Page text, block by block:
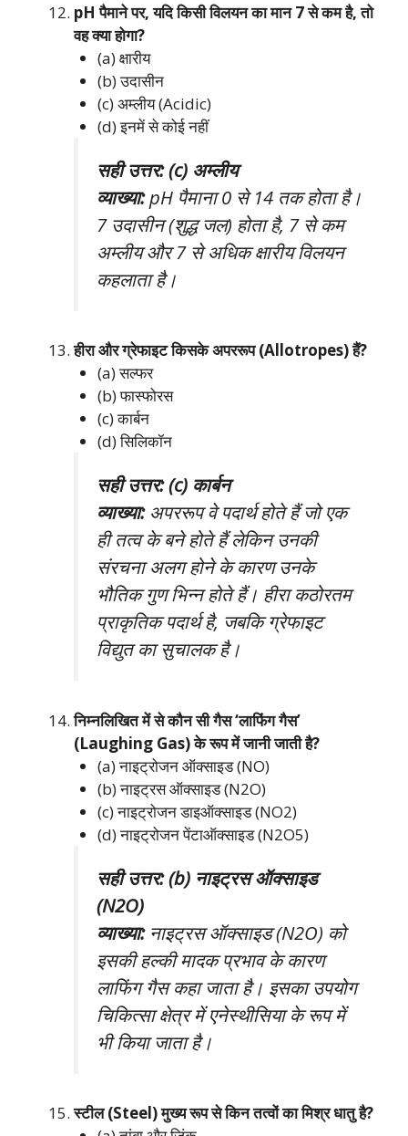
pH पैमाने पर, यदि किसी विलयन का मान 7 से कम है, तो
वह क्या होगा?
(a) क्षारीय
(b) उदासीन
(c) अम्लीय (Acidic)
(d) इनमें से कोई नहीं
सही उत्तर: (c) अम्लीय
व्याख्या:pH पैमाना 0 से 14 तक होता है।
7 उदासीन (शुद्ध जल) होता है, 7 से कम
अम्लीय और 7 से अधिक क्षारीय विलयन
कहलाता है।
हीरा और ग्रेफाइट किसके अपररूप (Allotropes) हैं?
(a) सल्फर
(b) फास्फोरस
(c) कार्बन
(d) सिलिकॉन
सही उत्तर: (c) कार्बन
व्याख्या:अपररूप वे पदार्थ होते हैं जो एक
ही तत्व के बने होते हैं लेकिन उनकी
संरचना अलग होने के कारण उनके
भौतिक गुण भिन्न होते हैं। हीरा कठोरतम
प्राकृतिक पदार्थ है, जबकि ग्रेफाइट
विद्युत का सुचालक है।
निम्नलिखित में से कौन सी गैस ‘लाफिंग गैस’
(Laughing Gas) के रूप में जानी जाती है?
(a) नाइट्रोजन ऑक्साइड (NO)
(b) नाइट्रस ऑक्साइड (N2O)
(c) नाइट्रोजन डाइऑक्साइड (NO2)
(d) नाइट्रोजन पेंटाऑक्साइड (N2O5)
सही उत्तर: (b) नाइट्रस ऑक्साइड
(N2O)
व्याख्या:नाइट्रस ऑक्साइड (N2O) को
इसकी हल्की मादक प्रभाव के कारण
लाफिंग गैस कहा जाता है। इसका उपयोग
चिकित्सा क्षेत्र में एनेस्थीसिया के रूप में
भी किया जाता है।
स्टील (Steel) मुख्य रूप से किन तत्वों का मिश्र धातु है?